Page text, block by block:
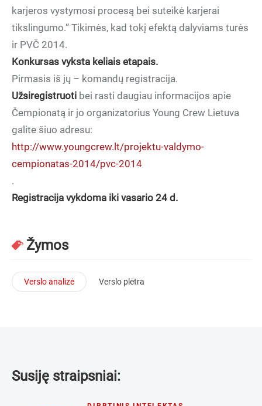
karjeros vystymosi procesą bei suteikė karjerai
tikslingumo.“ Tikimės, kad tokį efektą dalyviams turės
ir PVČ 2014.
Konkursas vyksta keliais etapais.
Pirmasis iš jų – komandų registracija.
Užsiregistruoti bei rasti daugiau informacijos apie
Čempionatą ir jo organizatorius Young Crew Lietuva
galite šiuo adresu:
http://www.youngcrew.lt/projektu-valdymo-
cempionatas-2014/pvc-2014
.
Registracija vykdoma iki vasario 24 d.
Žymos
Verslo analizė Verslo plėtra
Susiję straipsniai: